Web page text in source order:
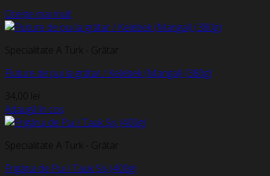
Citește mai mult
Specialitate A Turk - Grătar
Fluture de pui la grătar / Kelebek (Mangal) (380g)
34,00 lei
Adaugă în coș
Specialitate A Turk - Grătar
Frigărui de Pui / Tauk Șiș (400g)